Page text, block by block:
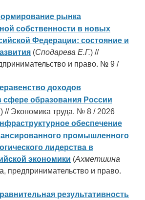
рынка
собственности в новых
Федерации: состояние и
(Сподарева Е.Г.) //
и право. № 9 /
доходов
образования России
) // Экономика труда. № 8 / 2026
обеспечение
промышленного
лидерства в
экономики (Ахметшина
предпринимательство и право.
результативность